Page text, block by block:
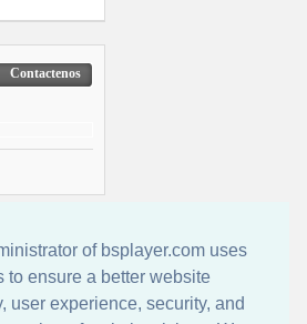
of bsplayer.com uses
to ensure a better website
user experience, security, and
Contactenos